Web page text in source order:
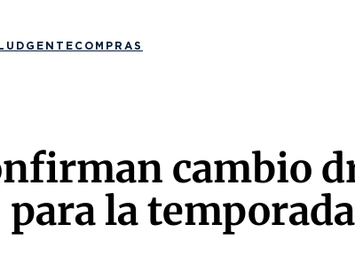
GENTE COMPRAS
cambio
la